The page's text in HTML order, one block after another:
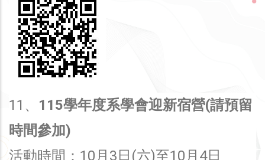
11、 115學年度系學會迎新宿營(請預留
時間參加)
活動時間：10月3日(六)至10月4日